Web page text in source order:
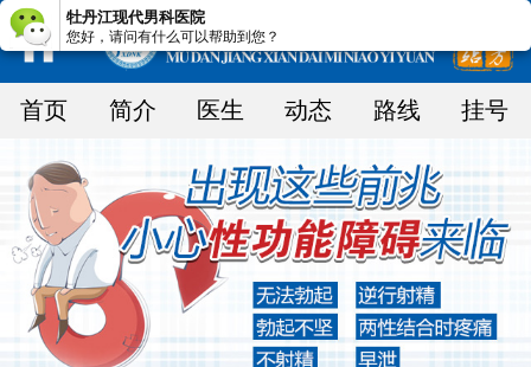
首页 简介 医生 动态 路线 挂号
牡丹江现代男科医院
您好，请问有什么可以帮助到您？